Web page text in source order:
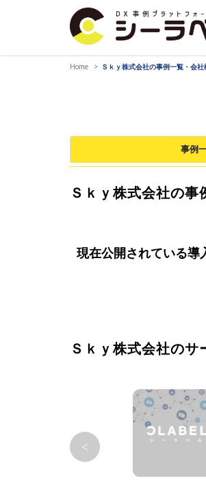
Home Ｓｋｙ株式会社の事例一覧・会社
事例
Ｓｋｙ株式会社の事
現在公開されている導
Ｓｋｙ株式会社のサ
<